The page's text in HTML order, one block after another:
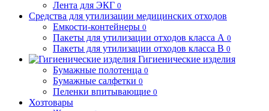
Лента для ЭКГ 0
Средства для утилизации медицинских отходов
Емкости-контейнеры 0
Пакеты для утилизации отходов класса А 0
Пакеты для утилизации отходов класса В 0
Гигиенические изделия
Бумажные полотенца 0
Бумажные салфетки 0
Пеленки впитывающие 0
Хозтовары